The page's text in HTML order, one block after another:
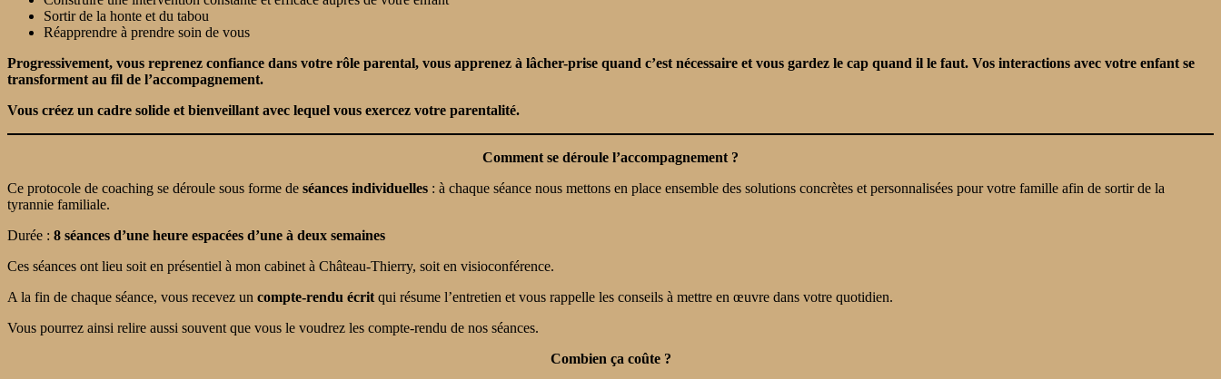
Sortir de la honte et du tabou
Réapprendre à prendre soin de vous
Progressivement, vous reprenez confiance dans votre rôle parental, vous apprenez à lâcher-prise quand c’est nécessaire et vous gardez le cap quand il le faut. Vos interactions avec votre enfant se
transforment au fil de l’accompagnement.
Vous créez un cadre solide et bienveillant avec lequel vous exercez votre parentalité.
Comment se déroule l’accompagnement ?
Ce protocole de coaching se déroule sous forme de séances individuelles : à chaque séance nous mettons en place ensemble des solutions concrètes et personnalisées pour votre famille afin de sortir de la
tyrannie familiale.
Durée : 8 séances d’une heure espacées d’une à deux semaines
Ces séances ont lieu soit en présentiel à mon cabinet à Château-Thierry, soit en visioconférence.
A la fin de chaque séance, vous recevez un compte-rendu écrit qui résume l’entretien et vous rappelle les conseils à mettre en œuvre dans votre quotidien.
Vous pourrez ainsi relire aussi souvent que vous le voudrez les compte-rendu de nos séances.
Combien ça coûte ?